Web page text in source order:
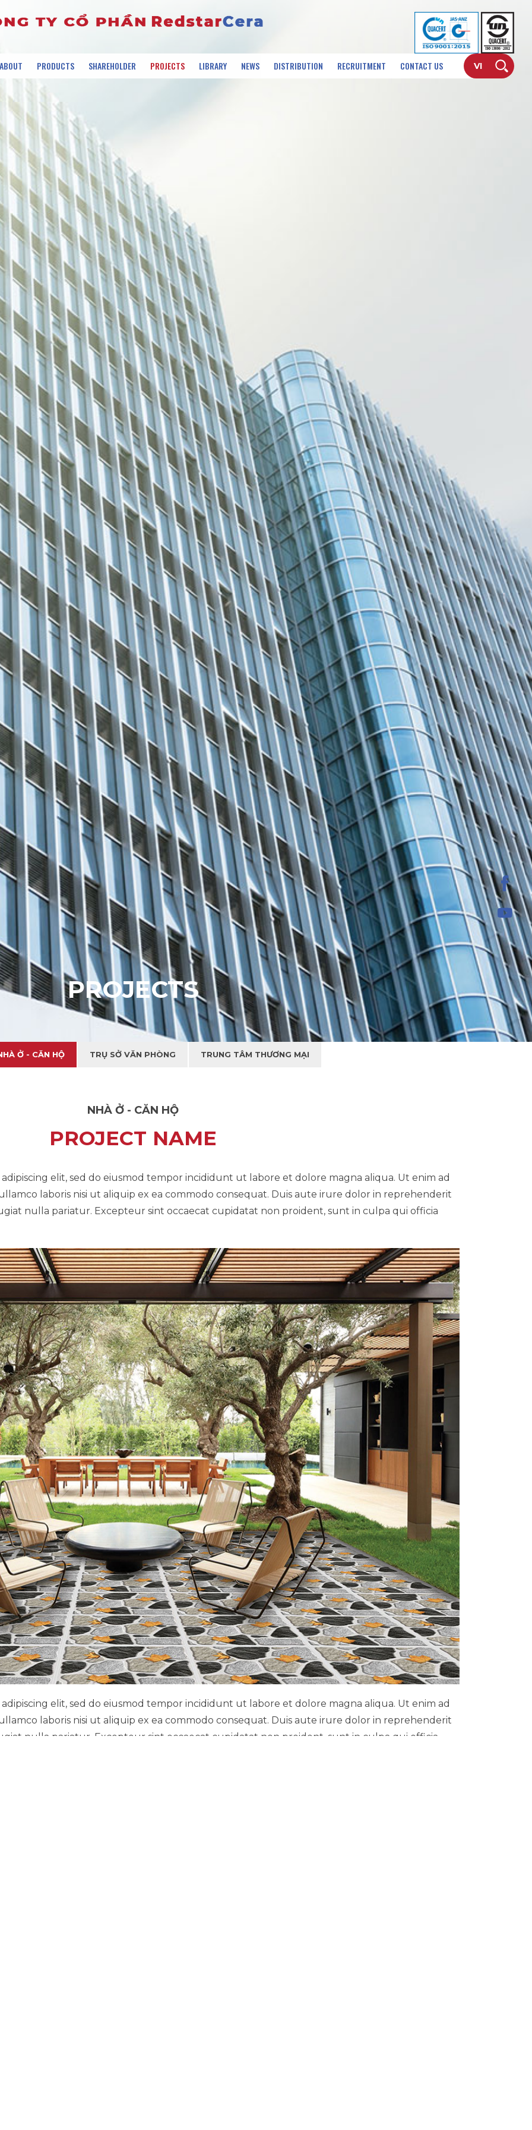
ABOUT PRODUCTS SHAREHOLDER PROJECTS LIBRARY NEWS DISTRIBUTION RECRUITMENT CONTACT US VI
PROJECTS
Ở - CĂN HỘ TRỤ SỞ VĂN PHÒNG TRUNG TÂM THƯƠNG MẠI
NHÀ Ở - CĂN HỘ
PROJECT NAME
elit, sed do eiusmod tempor incididunt ut labore et dolore magna aliqua. Ut enim ad
laboris nisi ut aliquip ex ea commodo consequat. Duis aute irure dolor in reprehenderit
nulla pariatur. Excepteur sint occaecat cupidatat non proident, sunt in culpa qui officia
elit, sed do eiusmod tempor incididunt ut labore et dolore magna aliqua. Ut enim ad
laboris nisi ut aliquip ex ea commodo consequat. Duis aute irure dolor in reprehenderit
nulla pariatur. Excepteur sint occaecat cupidatat non proident, sunt in culpa qui officia